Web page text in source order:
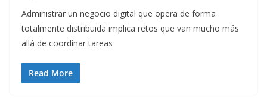
Administrar un negocio digital que opera de forma
totalmente distribuida implica retos que van mucho más
allá de coordinar tareas
Read More